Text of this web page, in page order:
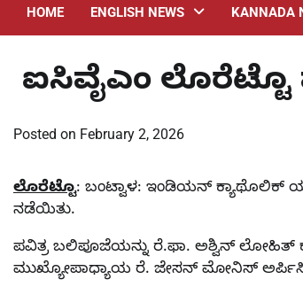
HOME ENGLISH NEWS KANNADA
ಐಸಿವೈಎಂ
Posted on February 2, 2026
ಲೊರೆಟ್ಟೊ: ಬಂಟ್ವಾಳ: ಇಂಡಿಯನ್
ನಡೆಯಿತು.
ಪವಿತ್ರ ಬಲಿಪೂಜೆಯನ್ನು ರೆ.ಫಾ. ಅಶ್ವಿನ್ ಲೋಹಿತ್
ಮುಖ್ಯೋಪಾಧ್ಯಾಯ ರೆ. ಜೇಸನ್ ಮೋನಿಸ್